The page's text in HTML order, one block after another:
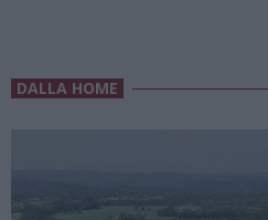
DALLA HOME